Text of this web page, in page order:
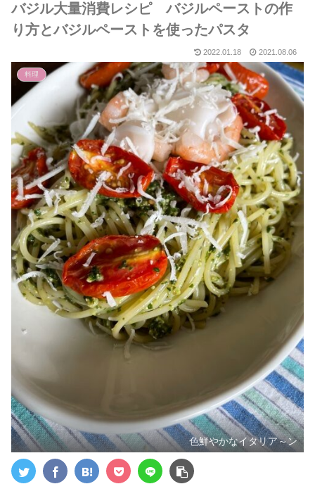
バジル大量消費レシピ バジルペーストの作
り方とバジルペーストを使ったパスタ
2022.01.18 2021.08.06
料理
色鮮やかなイタリア～ン